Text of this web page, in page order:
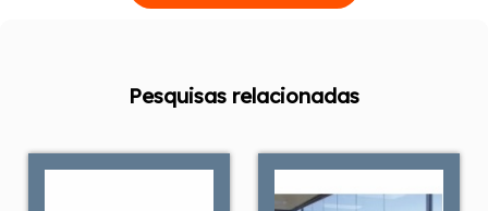
Pesquisas relacionadas